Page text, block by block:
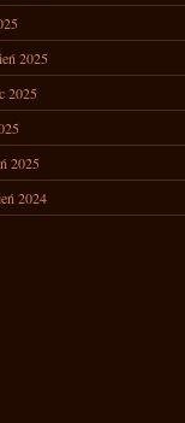
2025
2025
2025
2024